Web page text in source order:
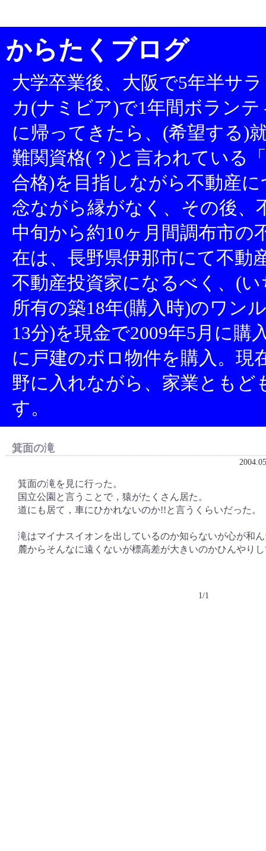
からたくブログ
大学卒業後、大阪で5年半サ
カ(ナミビア)で1年間ボラン
に帰ってきたら、(希望する)
難関資格(？)と言われている
合格)を目指しながら不動産
念ながら縁がなく、その後、
中旬から約10ヶ月間調布市の
在は、長野県伊那市にて不動
不動産投資家になるべく、(
所有の築18年(購入時)のワン
13分)を現金で2009年5月に購
に戸建のボロ物件を購入。現
野に入れながら、家業とも
す。
箕面の滝
箕面の滝を見に行った。
国立公園と言うことで，猿がたくさん居た。
道にも居て，車にひかれないのか!!と言うくらいだった。
滝はマイナスイオンを出しているのか知らないが心が和
麓からそんなに遠くないが標高差が大きいのかひんやり
1/1